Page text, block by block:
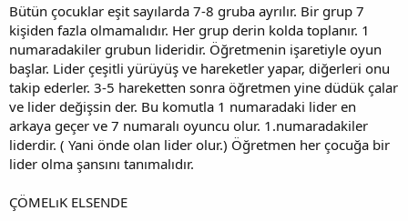
Bütün çocuklar eşit sayılarda 7-8 gruba ayrılır. Bir grup 7
kişiden fazla olmamalıdır. Her grup derin kolda toplanır. 1
numaradakiler grubun lideridir. Öğretmenin işaretiyle oyun
başlar. Lider çeşitli yürüyüş ve hareketler yapar, diğerleri onu
takip ederler. 3-5 hareketten sonra öğretmen yine düdük çalar
ve lider değişsin der. Bu komutla 1 numaradaki lider en
arkaya geçer ve 7 numaralı oyuncu olur. 1.numaradakiler
liderdir. ( Yani önde olan lider olur.) Öğretmen her çocuğa bir
lider olma şansını tanımalıdır.
ÇÖMELıK ELSENDE